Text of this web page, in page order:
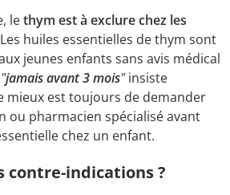
lethym est à exclure chez les
Les huiles essentielles de thym sont
jeunes enfants sans avis médical
"jamais avant 3 mois"insiste
mieux est toujours de demander
ou pharmacien spécialisé avant
chez un enfant.
contre-indications ?